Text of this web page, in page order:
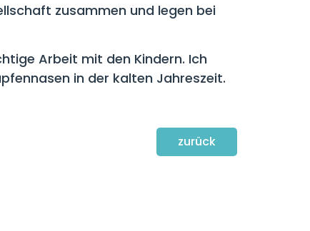
zusammen und legen bei
Arbeit mit den Kindern. Ich
in der kalten Jahreszeit.
zurück